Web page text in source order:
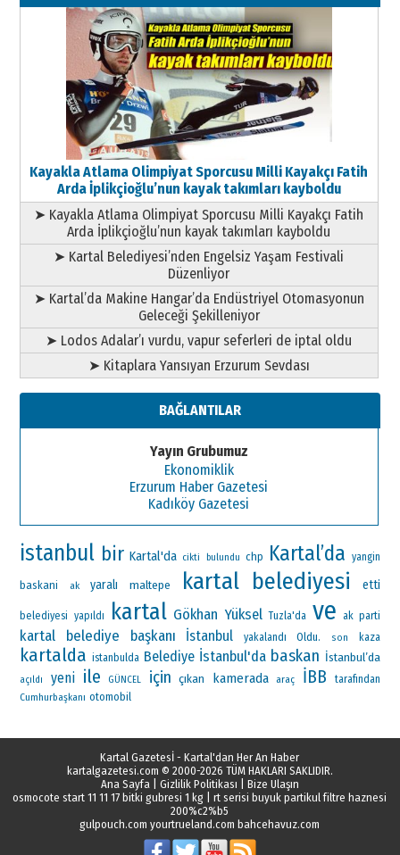
11 Mayıs 2026 Pazartesi
Kayakla Atlama Olimpiyat Sporcusu Milli Kayakçı Fatih
Arda İplikçioğlu’nun kayak takımları kayboldu
➤ Kayakla Atlama Olimpiyat Sporcusu Milli Kayakçı Fatih
Arda İplikçioğlu’nun kayak takımları kayboldu
➤ Kartal Belediyesi’nden Engelsiz Yaşam Festivali
Düzenliyor
➤ Kartal’da Makine Hangar’da Endüstriyel Otomasyonun
Geleceği Şekilleniyor
➤ Lodos Adalar’ı vurdu, vapur seferleri de iptal oldu
➤ Kitaplara Yansıyan Erzurum Sevdası
BAĞLANTILAR
Yayın Grubumuz
Ekonomiklik
Erzurum Haber Gazetesi
Kadıköy Gazetesi
istanbul bir Kartal'da cikti bulundu chp Kartal’da yangin
baskani ak yaralı maltepe kartal belediyesi etti
belediyesi yapıldı kartal Gökhan Yüksel Tuzla'da ve ak parti
kartal belediye başkanı İstanbul yakalandı Oldu. son kaza
kartalda istanbulda Belediye İstanbul'da baskan İstanbul’da
açıldı yeni ile GÜNCEL için çıkan kamerada araç İBB
tarafından
Cumhurbaşkanı otomobil
Kartal Gazetesİ - Kartal'dan Her An Haber
kartalgazetesi.com © 2000-2026 TÜM HAKLARI SAKLIDIR.
Ana Sayfa
Gizlilik Politikası
Bize Ulaşın
osmocote start 11 11 17 bitki gubresi 1 kg |rt serisi buyuk partikul filtre haznesi
200%c2%b5
gulpouch.com yourtrueland.com bahcehavuz.com